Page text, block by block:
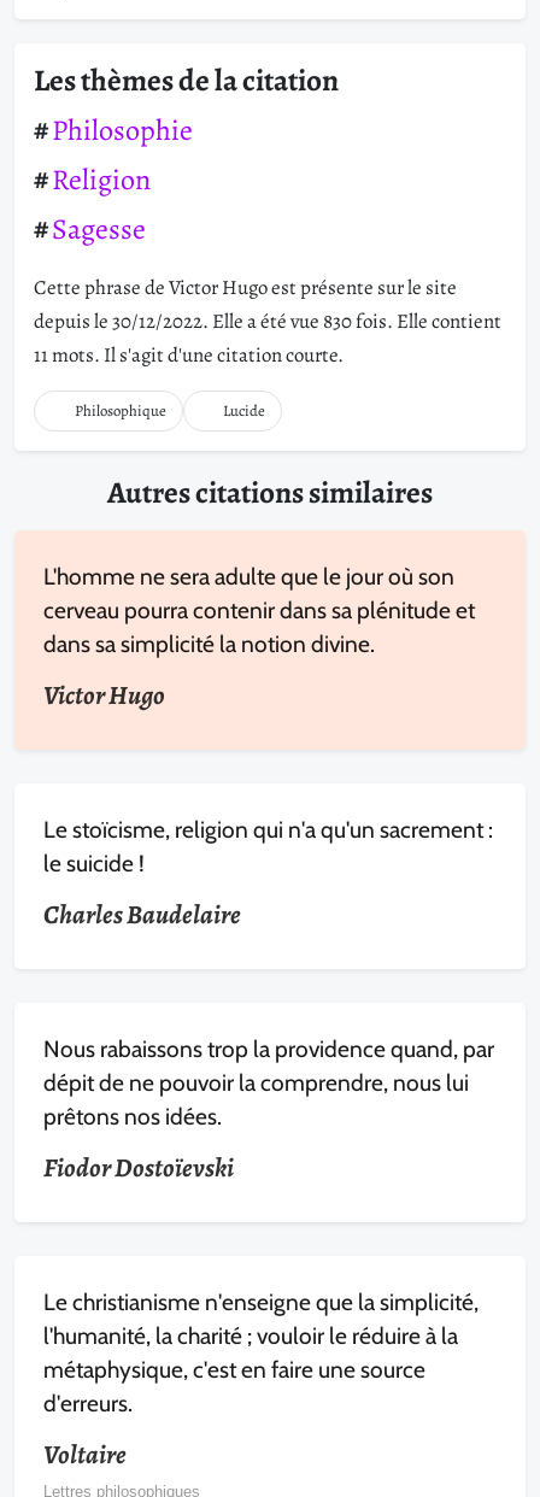
Les thèmes de la citation
Philosophie
Religion
Sagesse
Cette phrase de Victor Hugo est présente sur le site
depuis le 30/12/2022. Elle a été vue 830 fois. Elle contient
11 mots. Il s'agit d'une citation courte.
Philosophique Lucide
Autres citations similaires
L'homme ne sera adulte que le jour où son
cerveau pourra contenir dans sa plénitude et
dans sa simplicité la notion divine.
Victor Hugo
Le stoïcisme, religion qui n'a qu'un sacrement :
le suicide !
Charles Baudelaire
Nous rabaissons trop la providence quand, par
dépit de ne pouvoir la comprendre, nous lui
prêtons nos idées.
Fiodor Dostoïevski
Le christianisme n'enseigne que la simplicité,
l'humanité, la charité ; vouloir le réduire à la
métaphysique, c'est en faire une source
d'erreurs.
Voltaire
Lettres philosophiques